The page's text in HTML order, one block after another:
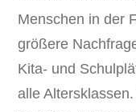
Menschen in der
größere
Kita- und
alle